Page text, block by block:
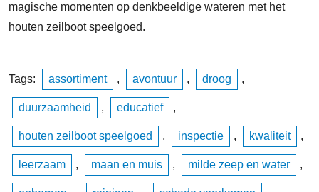
magische momenten op denkbeeldige wateren met het
houten zeilboot speelgoed.
Tags: assortiment , avontuur , droog ,
duurzaamheid , educatief ,
houten zeilboot speelgoed , inspectie , kwaliteit ,
leerzaam , maan en muis , milde zeep en water ,